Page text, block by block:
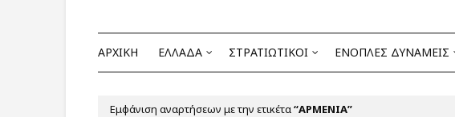
ΑΡΧΙΚΗ ΕΛΛΑΔΑ ΣΤΡΑΤΙΩΤΙΚΟΙ ΕΝΟΠΛΕΣ ΔΥΝΑΜΕΙΣ
Εμφάνιση αναρτήσεων με την ετικέτα ΑΡΜΕΝΙΑ